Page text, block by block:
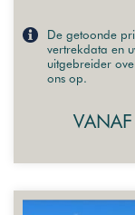
De getoonde
vertrekdata en
uitgebreider
ons op.